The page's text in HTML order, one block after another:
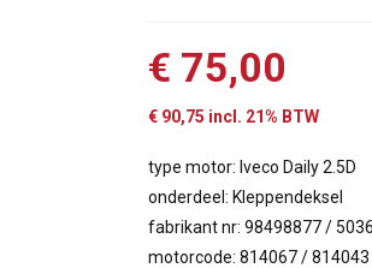
€ 75,00
€ 90,75 incl. 21% BTW
type motor: Iveco Daily 2.5D
onderdeel: Kleppendeksel
fabrikant nr: 98498877 /
motorcode: 814067 /